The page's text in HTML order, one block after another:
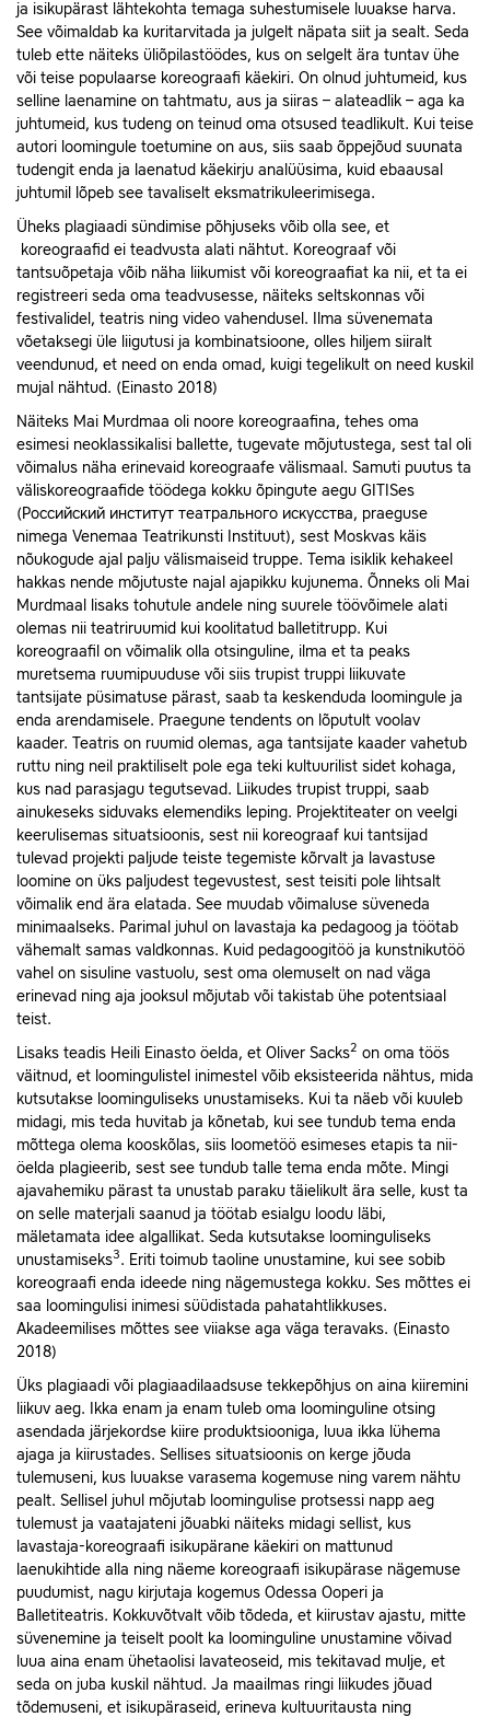
ja isikupärast lähtekohta temaga suhestumisele luuakse harva.
See võimaldab ka kuritarvitada ja julgelt näpata siit ja sealt. Seda
tuleb ette näiteks üliõpilastöödes, kus on selgelt ära tuntav ühe
või teise populaarse koreograafi käekiri. On olnud juhtumeid, kus
selline laenamine on tahtmatu, aus ja siiras – alateadlik – aga ka
juhtumeid, kus tudeng on teinud oma otsused teadlikult. Kui teise
autori loomingule toetumine on aus, siis saab õppejõud suunata
tudengit enda ja laenatud käekirju analüüsima, kuid ebaausal
juhtumil lõpeb see tavaliselt eksmatrikuleerimisega.
Üheks plagiaadi sündimise põhjuseks võib olla see, et
koreograafid ei teadvusta alati nähtut. Koreograaf või
tantsuõpetaja võib näha liikumist või koreograafiat ka nii, et ta ei
registreeri seda oma teadvusesse, näiteks seltskonnas või
festivalidel, teatris ning video vahendusel. Ilma süvenemata
võetaksegi üle liigutusi ja kombinatsioone, olles hiljem siiralt
veendunud, et need on enda omad, kuigi tegelikult on need kuskil
mujal nähtud. (Einasto 2018)
Näiteks Mai Murdmaa oli noore koreograafina, tehes oma
esimesi neoklassikalisi ballette, tugevate mõjutustega, sest tal oli
võimalus näha erinevaid koreograafe välismaal. Samuti puutus ta
väliskoreograafide töödega kokku õpingute aegu GITISes
(Российский институт театрального искусства, praeguse
nimega Venemaa Teatrikunsti Instituut), sest Moskvas käis
nõukogude ajal palju välismaiseid truppe. Tema isiklik kehakeel
hakkas nende mõjutuste najal ajapikku kujunema. Õnneks oli Mai
Murdmaal lisaks tohutule andele ning suurele töövõimele alati
olemas nii teatriruumid kui koolitatud balletitrupp. Kui
koreograafil on võimalik olla otsinguline, ilma et ta peaks
muretsema ruumipuuduse või siis trupist truppi liikuvate
tantsijate püsimatuse pärast, saab ta keskenduda loomingule ja
enda arendamisele. Praegune tendents on lõputult voolav
kaader. Teatris on ruumid olemas, aga tantsijate kaader vahetub
ruttu ning neil praktiliselt pole ega teki kultuurilist sidet kohaga,
kus nad parasjagu tegutsevad. Liikudes trupist truppi, saab
ainukeseks siduvaks elemendiks leping. Projektiteater on veelgi
keerulisemas situatsioonis, sest nii koreograaf kui tantsijad
tulevad projekti paljude teiste tegemiste kõrvalt ja lavastuse
loomine on üks paljudest tegevustest, sest teisiti pole lihtsalt
võimalik end ära elatada. See muudab võimaluse süveneda
minimaalseks. Parimal juhul on lavastaja ka pedagoog ja töötab
vähemalt samas valdkonnas. Kuid pedagoogitöö ja kunstnikutöö
vahel on sisuline vastuolu, sest oma olemuselt on nad väga
erinevad ning aja jooksul mõjutab või takistab ühe potentsiaal
teist.
Lisaks teadis Heili Einasto öelda, et Oliver Sacks2 on oma töös
väitnud, et loomingulistel inimestel võib eksisteerida nähtus, mida
kutsutakse loominguliseks unustamiseks. Kui ta näeb või kuuleb
midagi, mis teda huvitab ja kõnetab, kui see tundub tema enda
mõttega olema kooskõlas, siis loometöö esimeses etapis ta nii-
öelda plagieerib, sest see tundub talle tema enda mõte. Mingi
ajavahemiku pärast ta unustab paraku täielikult ära selle, kust ta
on selle materjali saanud ja töötab esialgu loodu läbi,
mäletamata idee algallikat. Seda kutsutakse loominguliseks
unustamiseks3 . Eriti toimub taoline unustamine, kui see sobib
koreograafi enda ideede ning nägemustega kokku. Ses mõttes ei
saa loomingulisi inimesi süüdistada pahatahtlikkuses.
Akadeemilises mõttes see viiakse aga väga teravaks. (Einasto
2018)
Üks plagiaadi või plagiaadilaadsuse tekkepõhjus on aina kiiremini
liikuv aeg. Ikka enam ja enam tuleb oma loominguline otsing
asendada järjekordse kiire produktsiooniga, luua ikka lühema
ajaga ja kiirustades. Sellises situatsioonis on kerge jõuda
tulemuseni, kus luuakse varasema kogemuse ning varem nähtu
pealt. Sellisel juhul mõjutab loomingulise protsessi napp aeg
tulemust ja vaatajateni jõuabki näiteks midagi sellist, kus
lavastaja-koreograafi isikupärane käekiri on mattunud
laenukihtide alla ning näeme koreograafi isikupärase nägemuse
puudumist, nagu kirjutaja kogemus Odessa Ooperi ja
Balletiteatris. Kokkuvõtvalt võib tõdeda, et kiirustav ajastu, mitte
süvenemine ja teiselt poolt ka loominguline unustamine võivad
luua aina enam ühetaolisi lavateoseid, mis tekitavad mulje, et
seda on juba kuskil nähtud. Ja maailmas ringi liikudes jõuad
tõdemuseni, et isikupäraseid, erineva kultuuritausta ning